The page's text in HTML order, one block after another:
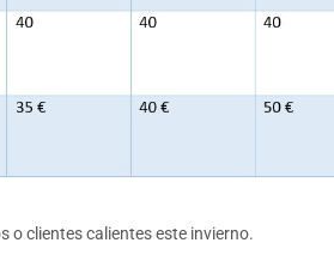
o clientes calientes este invierno.